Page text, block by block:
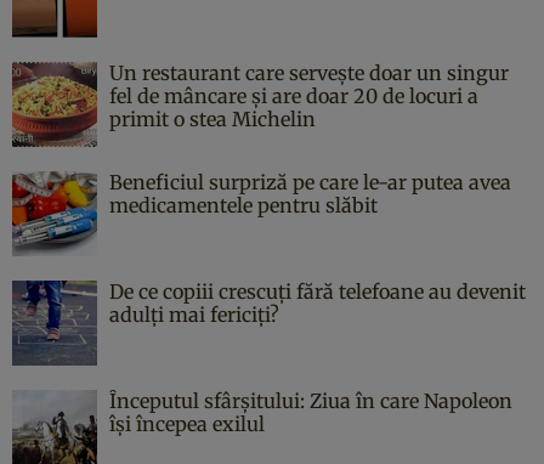
Un restaurant care servește doar un singur
fel de mâncare și are doar 20 de locuri a
primit o stea Michelin
Beneficiul surpriză pe care le-ar putea avea
medicamentele pentru slăbit
De ce copiii crescuți fără telefoane au devenit
adulți mai fericiți?
Începutul sfârşitului: Ziua în care Napoleon
îşi începea exilul